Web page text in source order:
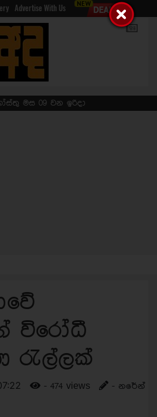
Advertise With Us
මස 09 වන ඉරිදා
විරෝධී
රැල්ලක්
- 474 views
- නරේන්